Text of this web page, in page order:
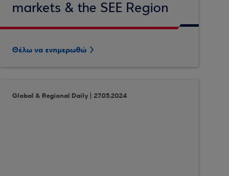
markets & the SEE Region
Θέλω να ενημερωθώ
Global & Regional Daily | 27.05.2024